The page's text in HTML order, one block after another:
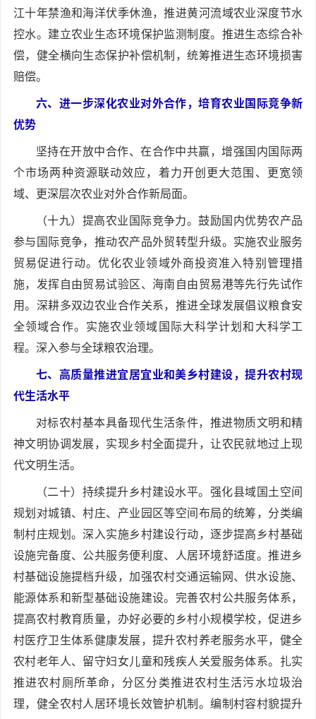
江十年禁渔和海洋伏季休渔，推进黄河流域农业深度节水
控水。建立农业生态环境保护监测制度。推进生态综合补
偿，健全横向生态保护补偿机制，统筹推进生态环境损害
赔偿。
六、进一步深化农业对外合作，培育农业国际竞争新
优势
坚持在开放中合作、在合作中共赢，增强国内国际两
个市场两种资源联动效应，着力开创更大范围、更宽领
域、更深层次农业对外合作新局面。
（十九）提高农业国际竞争力。鼓励国内优势农产品
参与国际竞争，推动农产品外贸转型升级。实施农业服务
贸易促进行动。优化农业领域外商投资准入特别管理措
施，发挥自由贸易试验区、海南自由贸易港等先行先试作
用。深耕多双边农业合作关系，推进全球发展倡议粮食安
全领域合作。实施农业领域国际大科学计划和大科学工
程。深入参与全球粮农治理。
七、高质量推进宜居宜业和美乡村建设，提升农村现
代生活水平
对标农村基本具备现代生活条件，推进物质文明和精
神文明协调发展，实现乡村全面提升，让农民就地过上现
代文明生活。
（二十）持续提升乡村建设水平。强化县域国土空间
规划对城镇、村庄、产业园区等空间布局的统筹，分类编
制村庄规划。深入实施乡村建设行动，逐步提高乡村基础
设施完备度、公共服务便利度、人居环境舒适度。推进乡
村基础设施提档升级，加强农村交通运输网、供水设施、
能源体系和新型基础设施建设。完善农村公共服务体系，
提高农村教育质量，办好必要的乡村小规模学校，促进乡
村医疗卫生体系健康发展，提升农村养老服务水平，健全
农村老年人、留守妇女儿童和残疾人关爱服务体系。扎实
推进农村厕所革命，分区分类推进农村生活污水垃圾治
理，健全农村人居环境长效管护机制。编制村容村貌提升